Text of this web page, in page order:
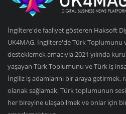
İngiltere'de faaliyet gösteren Haksoft
UK4MAG, İngiltere'de Türk Toplumunu
desteklemek amacıyla 2021 yılında
yaşayan Türk Toplumunu ve Türk iş
İngiliz iş adamlarını bir araya
olanak sağlamak, Türk toplumunun
her bireyine ulaşabilmek ve onlar için